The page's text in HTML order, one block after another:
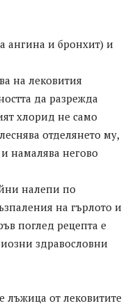
ангина и бронхит) и
на лековития
да разрежда
хлорид не само
отделянето му,
намалява негово
налепи по
на гърлото и
поглед рецепта е
здравословни
лъжица от лековитите